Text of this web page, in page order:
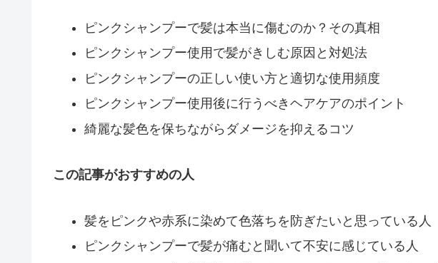
ピンクシャンプーで髪は本当に傷むのか？その真相
ピンクシャンプー使用で髪がきしむ原因と対処法
ピンクシャンプーの正しい使い方と適切な使用頻度
ピンクシャンプー使用後に行うべきヘアケアのポイント
綺麗な髪色を保ちながらダメージを抑えるコツ
この記事がおすすめの人
髪をピンクや赤系に染めて色落ちを防ぎたいと思っている人
ピンクシャンプーで髪が痛むと聞いて不安に感じている人